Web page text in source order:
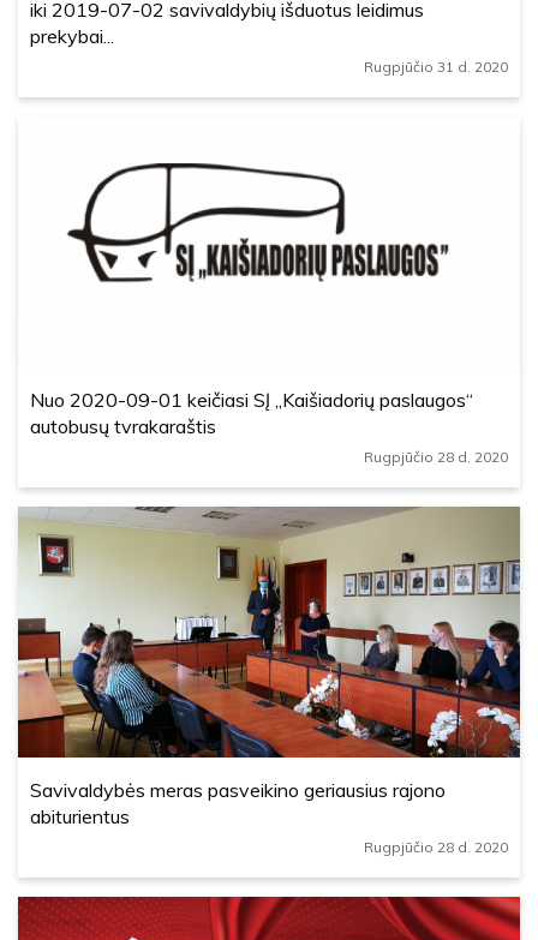
iki 2019-07-02 savivaldybių išduotus leidimus
prekybai...
Rugpjūčio 31 d. 2020
Nuo 2020-09-01 keičiasi SĮ „Kaišiadorių paslaugos“
autobusų tvrakaraštis
Rugpjūčio 28 d. 2020
Savivaldybės meras pasveikino geriausius rajono
abiturientus
Rugpjūčio 28 d. 2020